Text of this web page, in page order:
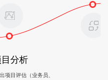
分析
项目评估（业务员、